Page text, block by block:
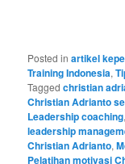
Posted in artikel
Training Indonesia,
Tagged christian
Christian Adrianto
Leadership coaching,
leadership
Christian Adrianto,
Pelatihan motivasi